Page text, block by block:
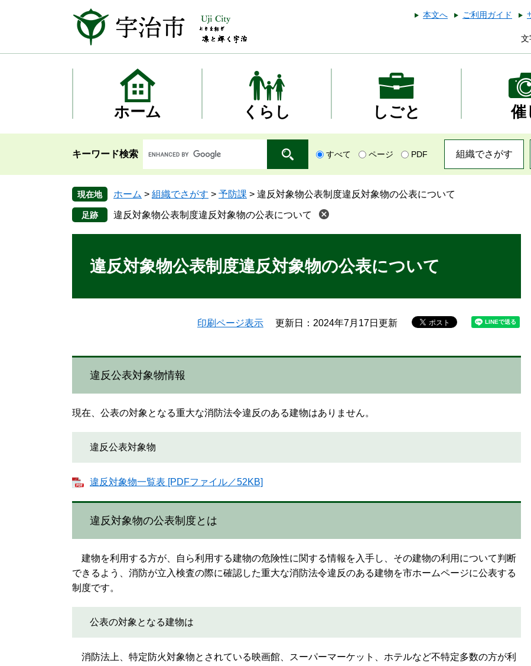
本
本文へ ご利用ガイド
文
ホーム くらし しごと 催
キーワード検索 すべて ページ PDF 組織でさがす
現在地 ホーム > 組織でさがす > 予防課 > 違反対象物公表制度違反対象物の公表について
違反対象物公表制度違反対象物の公表について
違反対象物公表制度違反対象物の公表について
印刷ページ表示 更新日：2024年7月17日更新
違反公表対象物情報
現在、公表の対象となる重大な消防法令違反のある建物はありません。
違反公表対象物
違反対象物一覧表 [PDFファイル／52KB]
違反対象物の公表制度とは
建物を利用する方が、自ら利用する建物の危険性に関する情報を入手し、その建物の利用について判断
できるよう、消防が立入検査の際に確認した重大な消防法令違反のある建物を市ホームページに公表する
制度です。
公表の対象となる建物は
消防法上、特定防火対象物とされている映画館、スーパーマーケット、ホテルなど不特定多数の方が利